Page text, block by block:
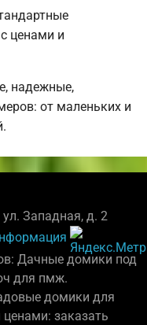
ценами и
надежные,
от маленьких и
Западная, д. 2
Дачные домики под
для пмж.
домики для
заказать